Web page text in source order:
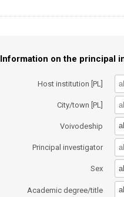
Information on the principal
Host institution [PL]
City/town [PL]
Voivodeship all
Principal investigator
Sex all
Academic degree/title all